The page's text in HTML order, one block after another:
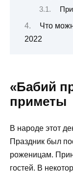
Что
2022
«Бабий
приметы
В народе этот
Праздник был
роженицам.
гостей. В